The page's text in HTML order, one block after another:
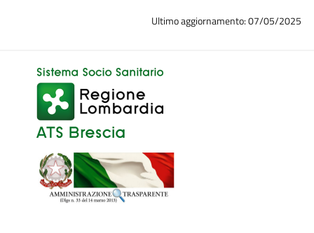
Ultimo aggiornamento: 07/05/2025